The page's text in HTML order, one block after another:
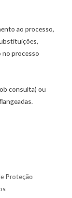
ao processo,
no processo
consulta) ou